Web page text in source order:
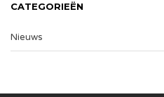
CATEGORIEËN
Nieuws